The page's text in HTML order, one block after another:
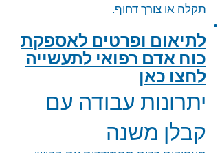
תקלה או צורך דחוף.
לתיאום ופרטים לאספקת
כוח אדם רפואי לתעשייה
לחצו כאן
יתרונות עבודה עם
קבלן משנה